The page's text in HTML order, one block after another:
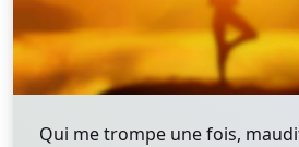
Qui me trompe une fois,